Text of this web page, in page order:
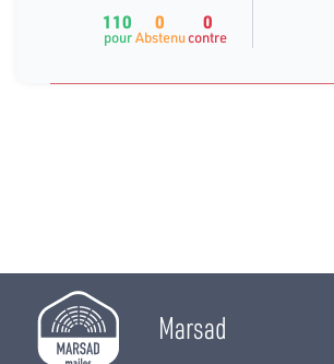
110
pour
0
Abstenu
0
contre
Marsad